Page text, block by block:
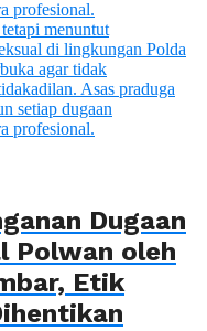
Dugaan
Polwan oleh
Etik